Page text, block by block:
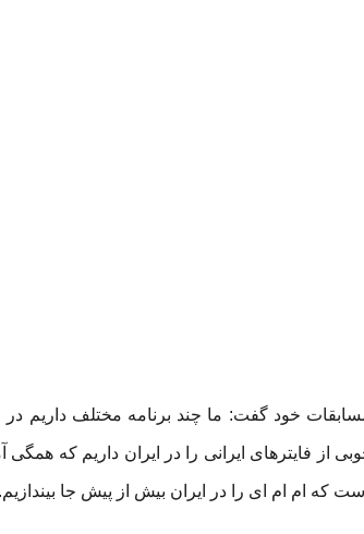
خود گفت: ما چند برنامه مختلف داریم در
فایترهای ایرانی را در ایران داریم که همگی
که ام ام ای را در ایران بیش از پیش جا بیندازیم.